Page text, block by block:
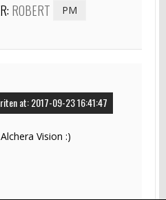
ROBERT PM
at: 2017-09-23 16:41:47
Vision :)